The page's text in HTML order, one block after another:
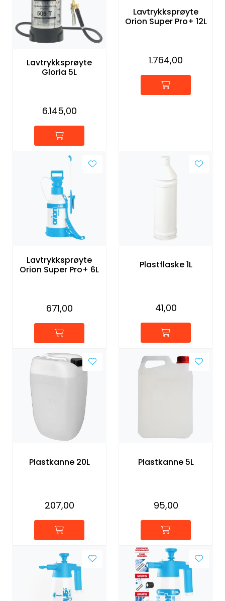
Lavtrykksprøyte
Gloria 5L
6.145,00
Lavtrykksprøyte
Orion Super Pro+ 12L
1.764,00
Lavtrykksprøyte
Orion Super Pro+ 6L
671,00
Plastflaske 1L
41,00
Plastkanne 20L
207,00
Plastkanne 5L
95,00